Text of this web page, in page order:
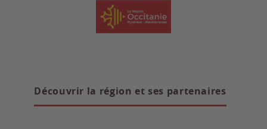
Découvrir la région et ses partenaires